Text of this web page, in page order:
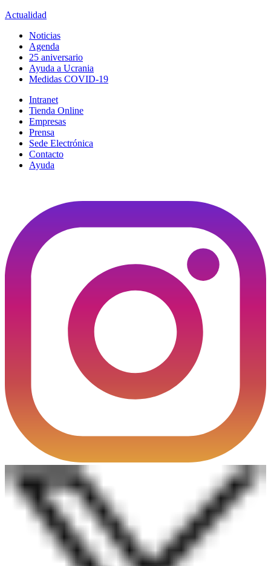
Actualidad
Noticias
Agenda
25 aniversario
Ayuda a Ucrania
Medidas COVID-19
Intranet
Tienda Online
Empresas
Prensa
Sede Electrónica
Contacto
Ayuda